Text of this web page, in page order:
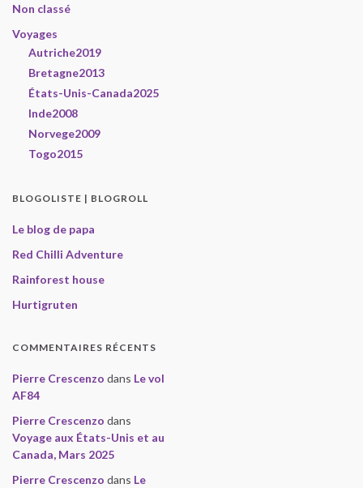
Non classé
Voyages
Autriche2019
Bretagne2013
États-Unis-Canada2025
Inde2008
Norvege2009
Togo2015
BLOGOLISTE | BLOGROLL
Le blog de papa
Red Chilli Adventure
Rainforest house
Hurtigruten
COMMENTAIRES RÉCENTS
Pierre Crescenzo dans Le vol
AF84
Pierre Crescenzo dans
Voyage aux États-Unis et au
Canada, Mars 2025
Pierre Crescenzo dans Le